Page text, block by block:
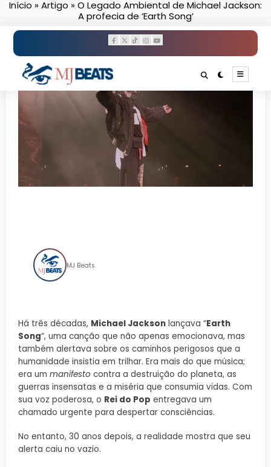
PularInício »Artigo »O Legado Ambiental de Michael Jackson:
A profecia de ‘Earth Song’
MJ Beats
Há três décadas, Michael Jackson lançava “Earth
Song“, uma canção que não apenas emocionava, mas
também alertava sobre os caminhos perigosos que a
humanidade insistia em trilhar. Era mais do que música;
era um manifesto contra a destruição do planeta, as
guerras insensatas e a miséria que consumia vidas. Com
sua voz poderosa, o Rei do Pop entregava um
chamado urgente para despertar consciências.
No entanto, 30 anos depois, a realidade mostra que seu
alerta caiu no vazio.